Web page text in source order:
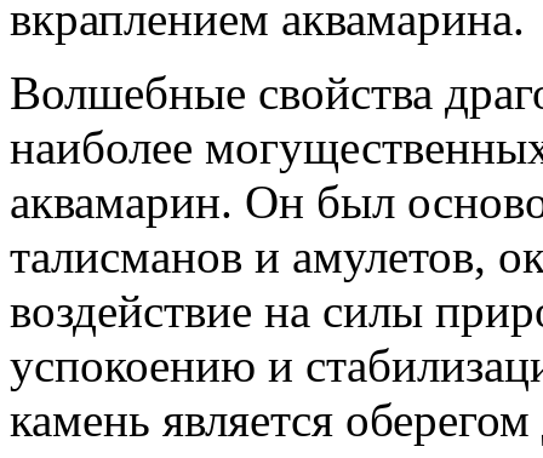
вкраплением аквамарина.
Волшебные свойства
наиболее
аквамарин. Он был
талисманов и амулетов,
воздействие на силы
успокоению и
камень является